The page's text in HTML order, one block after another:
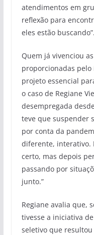
atendimentos em
reflexão para
eles estão buscando”.
Quem já vivenciou
proporcionadas pelo
projeto essencial
o caso de Regiane
desempregada
teve que suspender
por conta da
diferente, interativo.
certo, mas depois
passando por
junto.”
Regiane avalia que,
tivesse a iniciativa
seletivo que